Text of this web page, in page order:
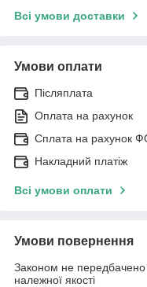
Всі умови доставки
Умови оплати
Післяплата
Оплата на рахунок
Сплата на рахунок
Накладний платіж
Всі умови оплати
Умови повернення
Законом не передбачено
належної якості